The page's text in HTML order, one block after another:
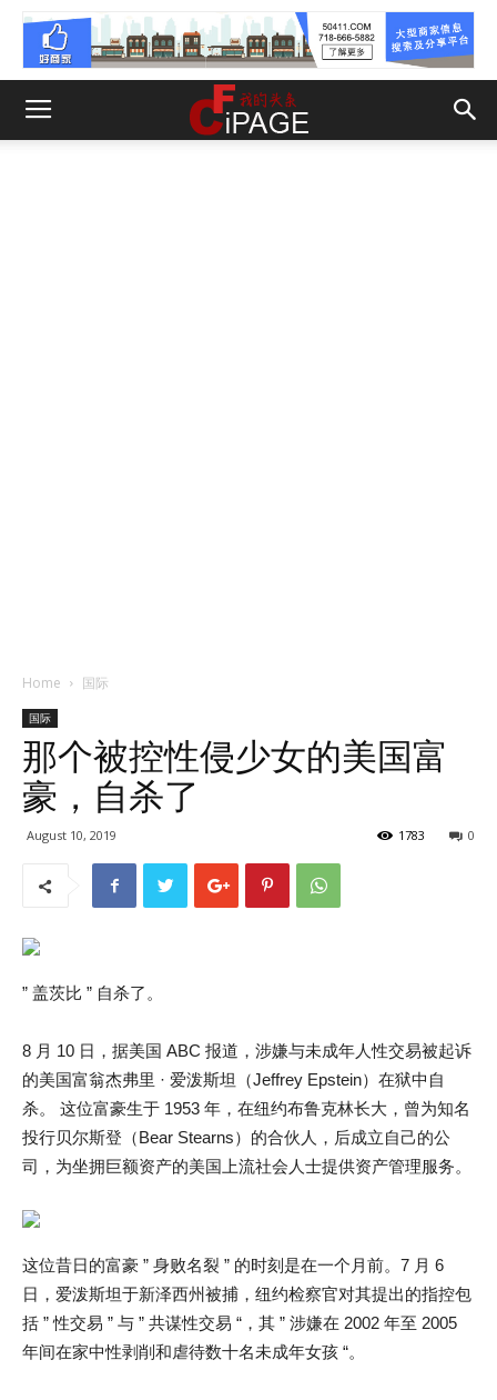
Home 国际
国际
那个被控性侵少女的美国富
豪，自杀了
August 10, 2019 0
1783
” 盖茨比 ” 自杀了。
8 月 10 日，据美国 ABC 报道，涉嫌与未成年人性交易被起诉
的美国富翁杰弗里 · 爱泼斯坦（Jeffrey Epstein）在狱中自
杀。 这位富豪生于 1953 年，在纽约布鲁克林长大，曾为知名
投行贝尔斯登（Bear Stearns）的合伙人，后成立自己的公
司，为坐拥巨额资产的美国上流社会人士提供资产管理服务。
这位昔日的富豪 ” 身败名裂 ” 的时刻是在一个月前。7 月 6
日，爱泼斯坦于新泽西州被捕，纽约检察官对其提出的指控包
括 ” 性交易 ” 与 ” 共谋性交易 “，其 ” 涉嫌在 2002 年至 2005
年间在家中性剥削和虐待数十名未成年女孩 “。